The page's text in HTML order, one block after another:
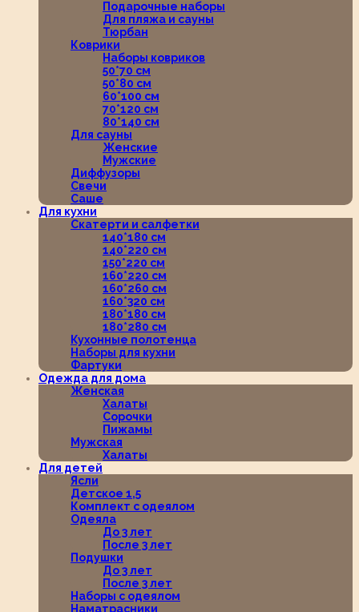
Подарочные наборы
Для пляжа и сауны
Тюрбан
Коврики
Наборы ковриков
50*70 см
50*80 см
60*100 см
70*120 см
80*140 см
Для сауны
Женские
Мужские
Диффузоры
Свечи
Саше
Для кухни
Скатерти и салфетки
140*180 см
140*220 см
150*220 см
160*220 см
160*260 см
160*320 см
180*180 см
180*280 см
Кухонные полотенца
Наборы для кухни
Фартуки
Одежда для дома
Женская
Халаты
Сорочки
Пижамы
Мужская
Халаты
Для детей
Ясли
Детское 1,5
Комплект с одеялом
Одеяла
До 3 лет
После 3 лет
Подушки
До 3 лет
После 3 лет
Наборы с одеялом
Наматрасники